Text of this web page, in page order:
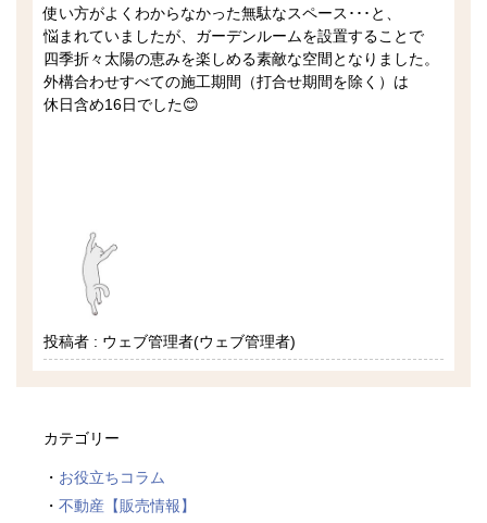
使い方がよくわからなかった無駄なスペース･･･と、
悩まれていましたが、ガーデンルームを設置することで
四季折々太陽の恵みを楽しめる素敵な空間となりました。
外構合わせすべての施工期間（打合せ期間を除く）は
休日含め16日でした😊
投稿者 : ウェブ管理者(ウェブ管理者)
カテゴリー
お役立ちコラム
不動産【販売情報】